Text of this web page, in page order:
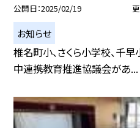
公開日 2025/02/19
お知らせ
椎名町小、さくら小学校、千
中連携教育推進協議会があ...